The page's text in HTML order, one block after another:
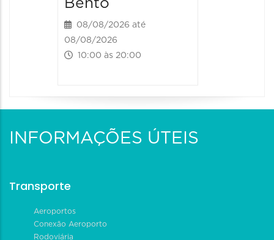
Bento
08/08/2026 até
08/08/2026
10:00 às 20:00
INFORMAÇÕES ÚTEIS
Transporte
Aeroportos
Conexão Aeroporto
Rodoviária